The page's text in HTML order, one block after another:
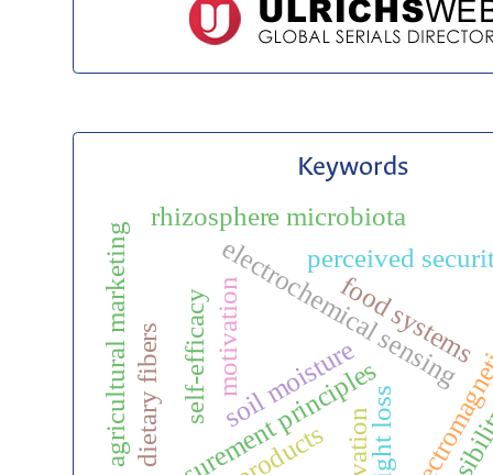
Keywords
electrochemical sensing
measurement principles
soil moisture
rhizosphere microbiota
agricultural marketing food systems
weight loss
motivation
perceived
self-efficacy
dietary fibers